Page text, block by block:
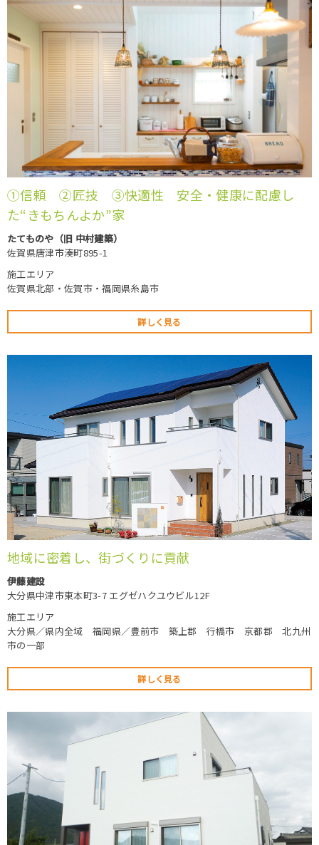
①信頼 ②匠技 ③快適性 安全・健康に配慮し
た“きもちんよか”家
たてものや（旧 中村建築）
佐賀県唐津市湊町895-1
施工エリア
佐賀県北部・佐賀市・福岡県糸島市
詳しく見る
地域に密着し、街づくりに貢献
伊藤建設
大分県中津市東本町3-7 エグゼハクユウビル12F
施工エリア
大分県／県内全域 福岡県／豊前市 築上郡 行橋市 京都郡 北九州
市の一部
詳しく見る